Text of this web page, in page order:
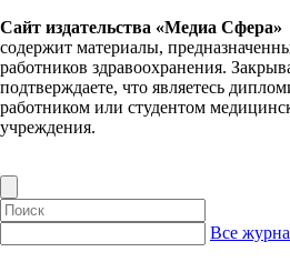
Сайт издательства «Медиа Сфера»
содержит материалы,
работников здравоохранения.
подтверждаете, что являетесь
работником или студентом
учреждения.
Все